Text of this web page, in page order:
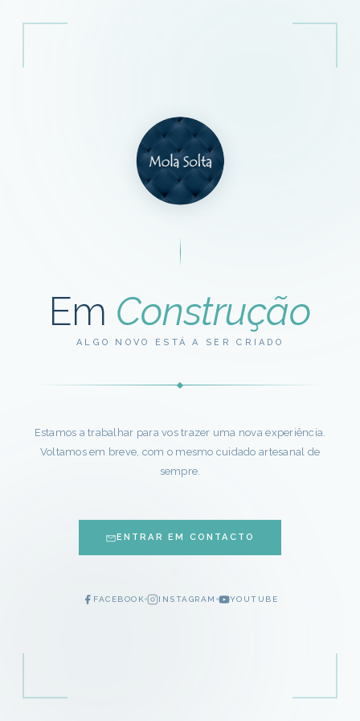
Em Construção
ALGO NOVO ESTÁ A SER CRIADO
Estamos a trabalhar para vos trazer uma nova experiência.
Voltamos em breve, com o mesmo cuidado artesanal de
sempre.
ENTRAR EM CONTACTO
FACEBOOK INSTAGRAM YOUTUBE